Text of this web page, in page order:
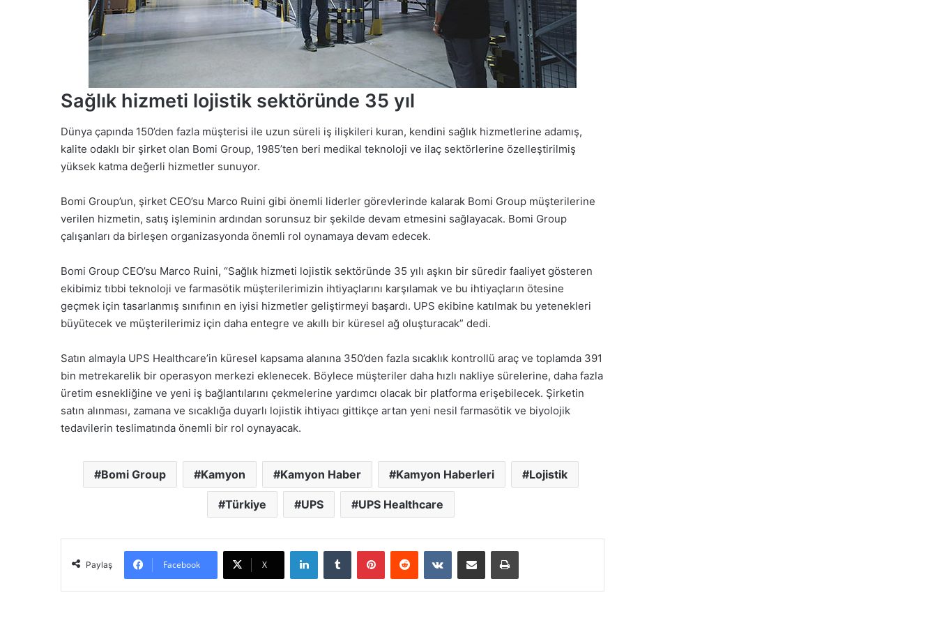
Sağlık hizmeti lojistik sektöründe 35 yıl
Dünya çapında 150’den fazla müşterisi ile uzun süreli iş ilişkileri kuran, kendini sağlık hizmetlerine adamış,
kalite odaklı bir şirket olan Bomi Group, 1985’ten beri medikal teknoloji ve ilaç sektörlerine özelleştirilmiş
yüksek katma değerli hizmetler sunuyor.
Bomi Group’un, şirket CEO’su Marco Ruini gibi önemli liderler görevlerinde kalarak Bomi Group müşterilerine
verilen hizmetin, satış işleminin ardından sorunsuz bir şekilde devam etmesini sağlayacak. Bomi Group
çalışanları da birleşen organizasyonda önemli rol oynamaya devam edecek.
Bomi Group CEO’su Marco Ruini, “Sağlık hizmeti lojistik sektöründe 35 yılı aşkın bir süredir faaliyet gösteren
ekibimiz tıbbi teknoloji ve farmasötik müşterilerimizin ihtiyaçlarını karşılamak ve bu ihtiyaçların ötesine
geçmek için tasarlanmış sınıfının en iyisi hizmetler geliştirmeyi başardı. UPS ekibine katılmak bu yetenekleri
büyütecek ve müşterilerimiz için daha entegre ve akıllı bir küresel ağ oluşturacak” dedi.
Satın almayla UPS Healthcare’in küresel kapsama alanına 350’den fazla sıcaklık kontrollü araç ve toplamda 391
bin metrekarelik bir operasyon merkezi eklenecek. Böylece müşteriler daha hızlı nakliye sürelerine, daha fazla
üretim esnekliğine ve yeni iş bağlantılarını çekmelerine yardımcı olacak bir platforma erişebilecek. Şirketin
satın alınması, zamana ve sıcaklığa duyarlı lojistik ihtiyacı gittikçe artan yeni nesil farmasötik ve biyolojik
tedavilerin teslimatında önemli bir rol oynayacak.
Bomi Group Kamyon Kamyon Haber Kamyon Haberleri Lojistik
Türkiye UPS UPS Healthcare
Paylaş Facebook X
LinkedInTumblr PinterestReddit VKontakteE-Posta ile paylaş Yazdır